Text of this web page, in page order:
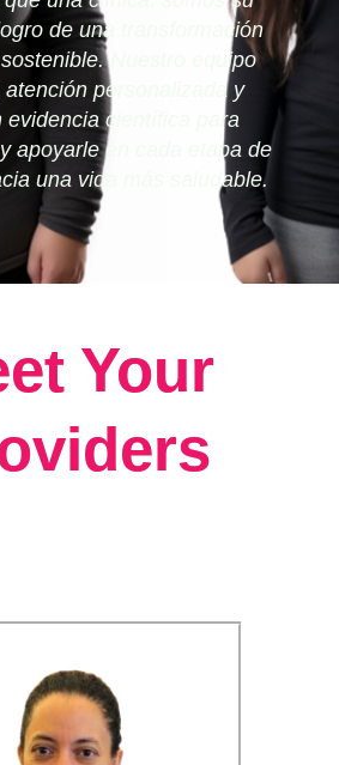
de una transformación
Nuestro equipo
personalizada y
evidencia científica para
apoyarle en cada etapa de
una vida más saludable.
Your